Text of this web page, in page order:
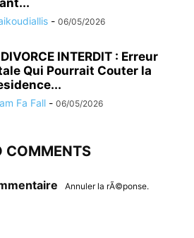
- 06/05/2026
INTERDIT : Erreur
Qui Pourrait Couter la
Fa Fall - 06/05/2026
COMMENTS
Annuler la rÃ©ponse.